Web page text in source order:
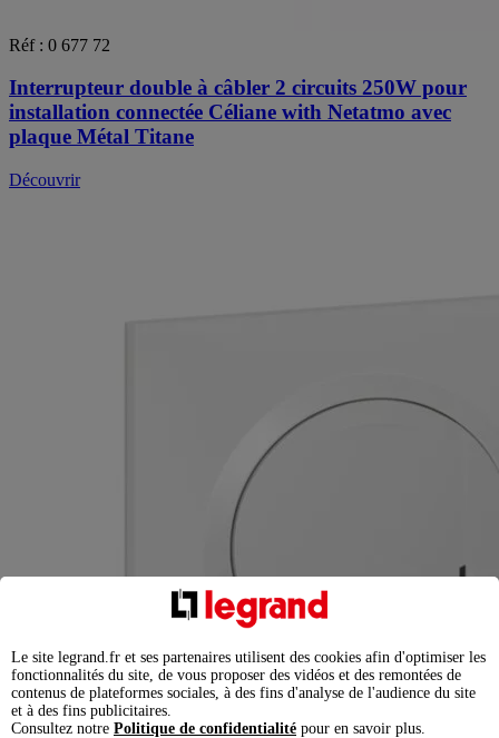
Réf : 0 677 72
Interrupteur double à câbler 2 circuits 250W pour
installation connectée Céliane with Netatmo avec
plaque Métal Titane
Découvrir
Le site legrand.fr et ses partenaires utilisent des cookies afin d'optimiser les
fonctionnalités du site, de vous proposer des vidéos et des remontées de
contenus de plateformes sociales, à des fins d'analyse de l'audience du site
et à des fins publicitaires.
Consultez notre Politique de confidentialité pour en savoir plus.